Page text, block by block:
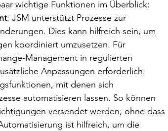
wichtige Funktionen im Überblick:
: JSM unterstützt Prozesse zur
Dies kann hilfreich sein, um
koordiniert umzusetzen. Für
Management in regulierten
Anpassungen erforderlich.
mit denen sich
automatisieren lassen. So können
versendet werden, ohne dass
ist hilfreich, um die